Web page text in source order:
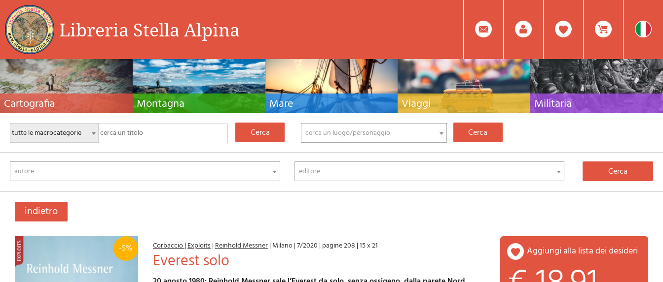
Libreria Stella Alpina 0
Prodotto(i) Attualmente
Nel
Facebook
Registrati
Cartografia
Carte escursionistiche, carte stradali e atlanti,
cartografia d'Italia e di tutto il mondo. Carte dei
sentieri, cartografia per il cicloturismo e
mountain bike
Montagna
Guide alpinistiche, guide escursionistiche,
manuali tecnici per l'alpinismo estivo ed
invernale. Letteratura e filmografia di montagna
Mare
Manuali nautici, cartografia nautica, libri e
letteratura per la barca a vela e motore
Viaggi
Guide turistiche per viaggi e letteratura di
viaggio per l'Italia, l'Europa e tutto il Mondo
Militaria
Raccolta delle migliori pubblicazioni (libri e dvd)
cerca un luogo/personaggio
autore editore
indietro
-5% Corbaccio|Exploits|Reinhold Messner| Milano|7/2020 | pagine 208 |15 x 21
Everest solo aggiungi alla lista dei desideri